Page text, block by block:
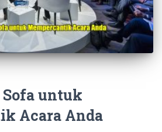
untuk
Acara Anda